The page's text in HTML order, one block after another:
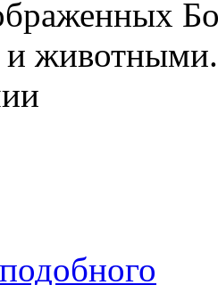
и животными.